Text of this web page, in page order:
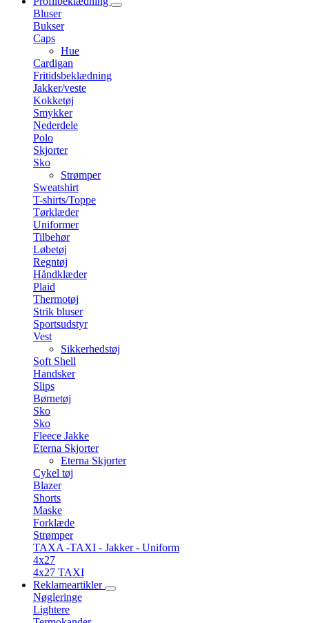
Bluser
Bukser
Caps
Hue
Cardigan
Fritidsbeklædning
Jakker/veste
Kokketøj
Smykker
Nederdele
Polo
Skjorter
Sko
Strømper
Sweatshirt
T-shirts/Toppe
Tørklæder
Uniformer
Tilbehør
Løbetøj
Regntøj
Håndklæder
Plaid
Thermotøj
Strik bluser
Sportsudstyr
Vest
Sikkerhedstøj
Soft Shell
Handsker
Slips
Børnetøj
Sko
Sko
Fleece Jakke
Eterna Skjorter
Eterna Skjorter
Cykel tøj
Blazer
Shorts
Maske
Forklæde
Strømper
TAXA -TAXI - Jakker - Uniform
4x27
4x27 TAXI
Reklameartikler
Nøgleringe
Lightere